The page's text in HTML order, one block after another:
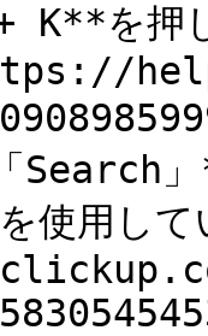
を押
Search
用して